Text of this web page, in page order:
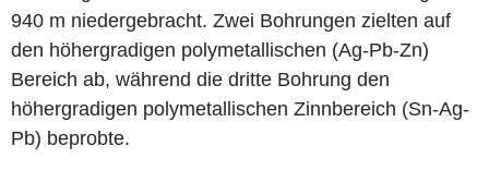
940 m niedergebracht. Zwei Bohrungen zielten auf
den höhergradigen polymetallischen (Ag-Pb-Zn)
Bereich ab, während die dritte Bohrung den
höhergradigen polymetallischen Zinnbereich (Sn-Ag-
Pb) beprobte.